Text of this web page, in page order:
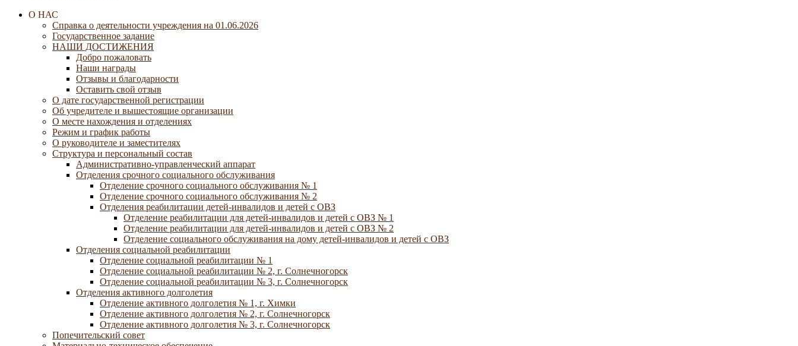
О НАС
Справка о деятельности учреждения на 01.06.2026
Государственное задание
НАШИ ДОСТИЖЕНИЯ
Добро пожаловать
Наши награды
Отзывы и благодарности
Оставить свой отзыв
О дате государственной регистрации
Об учредителе и вышестоящие организации
О месте нахождения и отделениях
Режим и график работы
О руководителе и заместителях
Структура и персональный состав
Административно-управленческий аппарат
Отделения срочного социального обслуживания
Отделение срочного социального обслуживания № 1
Отделение срочного социального обслуживания № 2
Отделения реабилитации детей-инвалидов и детей с ОВЗ
Отделение реабилитации для детей-инвалидов и детей с ОВЗ № 1
Отделение реабилитации для детей-инвалидов и детей с ОВЗ № 2
Отделение социального обслуживания на дому детей-инвалидов и детей с ОВЗ
Отделения социальной реабилитации
Отделение социальной реабилитации № 1
Отделение социальной реабилитации № 2, г. Солнечногорск
Отделение социальной реабилитации № 3, г. Солнечногорск
Отделения активного долголетия
Отделение активного долголетия № 1, г. Химки
Отделение активного долголетия № 2, г. Солнечногорск
Отделение активного долголетия № 3, г. Солнечногорск
Попечительский совет